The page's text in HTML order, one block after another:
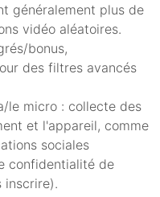
généralement plus de
vidéo aléatoires.
bonus,
des filtres avancés
le micro : collecte des
et l'appareil, comme
sociales
confidentialité de
inscrire).